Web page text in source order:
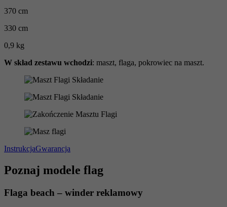
370 cm
330 cm
0,9 kg
W skład zestawu wchodzi: maszt, flaga, pokrowiec na maszt.
InstrukcjaGwarancja
Poznaj modele flag
Flaga beach – winder reklamowy